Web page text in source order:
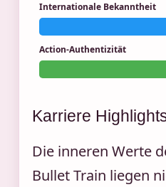
Internationale Bekanntheit
Action-Authentizität
Karriere
Die inneren Werte
Bullet Train liegen